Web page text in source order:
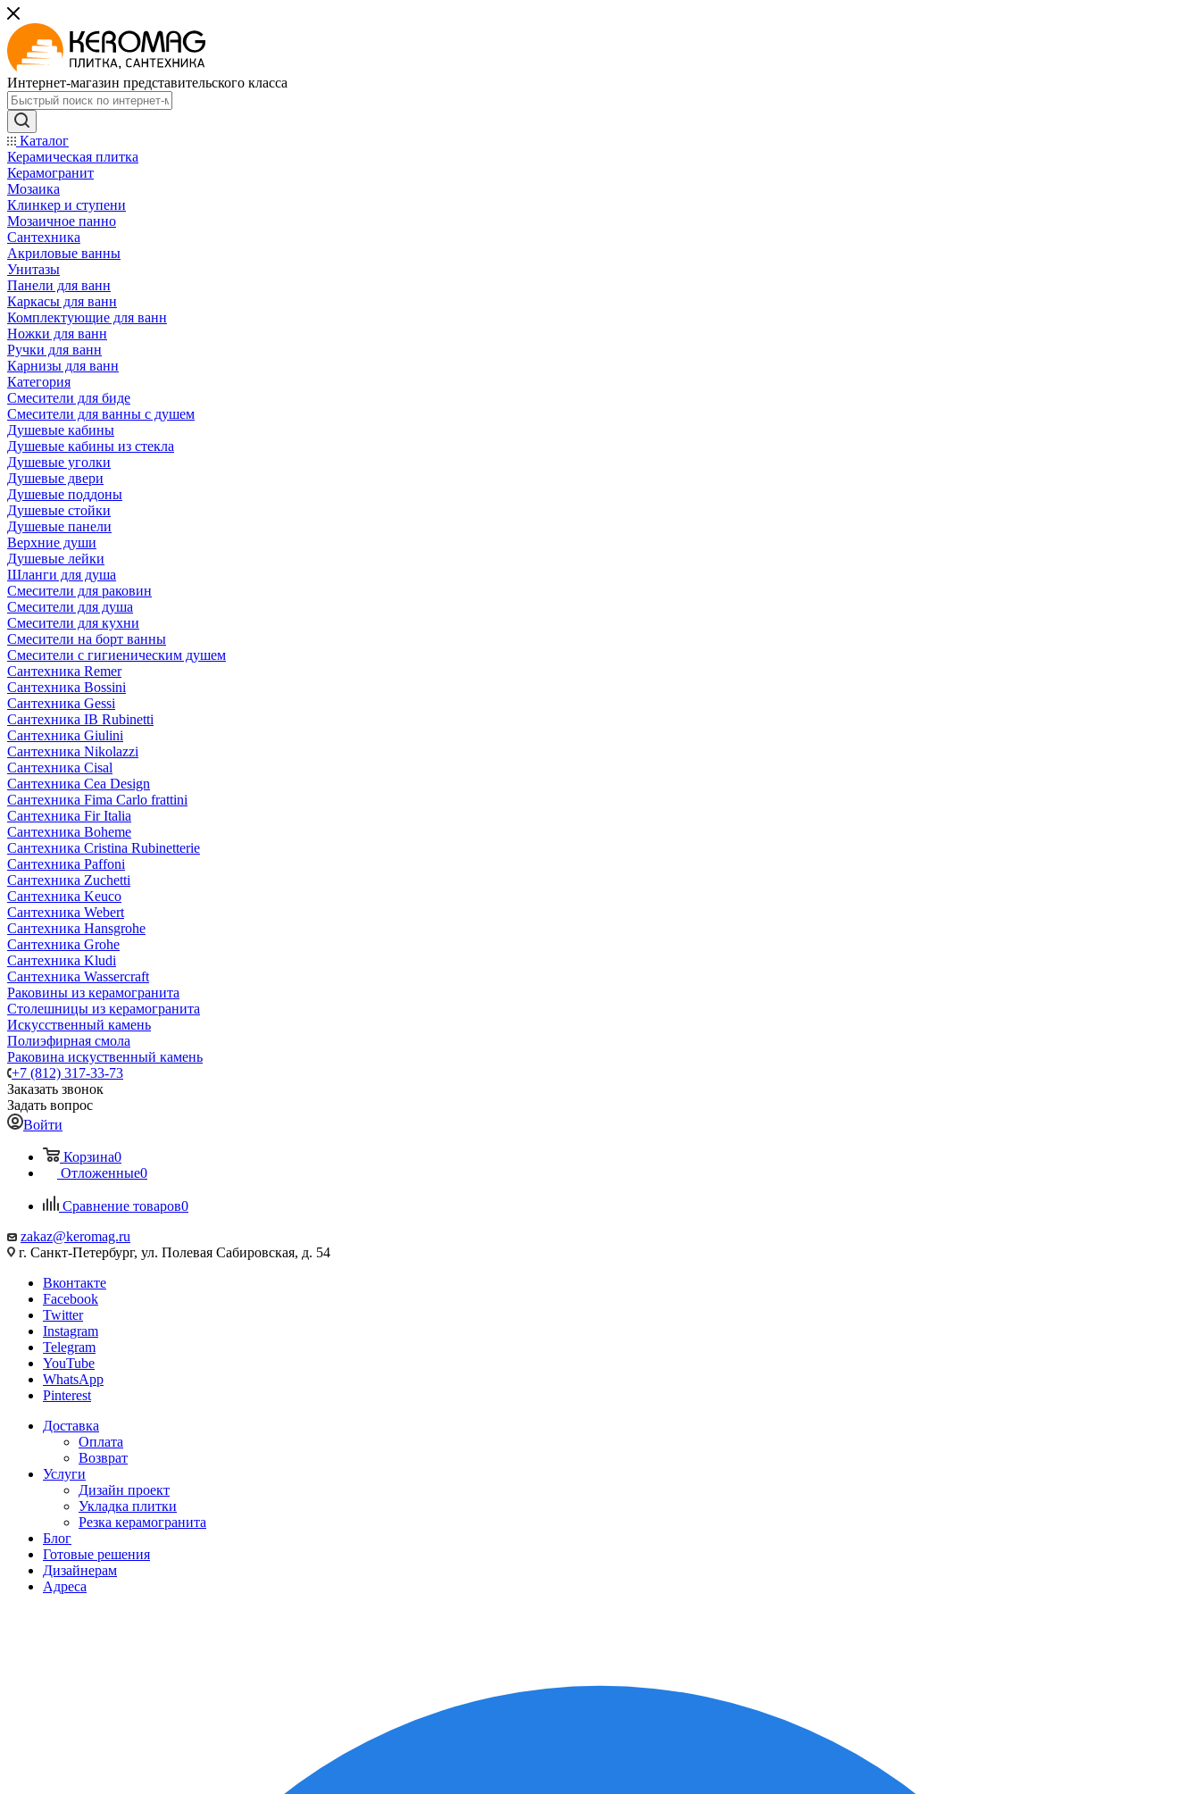
Интернет-магазин представительского класса
Каталог
Керамическая плитка
Керамогранит
Мозаика
Клинкер и ступени
Мозаичное панно
Сантехника
Акриловые ванны
Унитазы
Панели для ванн
Каркасы для ванн
Комплектующие для ванн
Ножки для ванн
Ручки для ванн
Карнизы для ванн
Категория
Смесители для биде
Смесители для ванны с душем
Душевые кабины
Душевые кабины из стекла
Душевые уголки
Душевые двери
Душевые поддоны
Душевые стойки
Душевые панели
Верхние души
Душевые лейки
Шланги для душа
Смесители для раковин
Смесители для душа
Смесители для кухни
Смесители на борт ванны
Смесители с гигиеническим душем
Сантехника Remer
Сантехника Bossini
Сантехника Gessi
Сантехника IB Rubinetti
Сантехника Giulini
Сантехника Nikolazzi
Сантехника Cisal
Сантехника Cea Design
Сантехника Fima Carlo frattini
Сантехника Fir Italia
Сантехника Boheme
Сантехника Cristina Rubinetterie
Сантехника Paffoni
Сантехника Zuchetti
Сантехника Keuco
Сантехника Webert
Сантехника Hansgrohe
Сантехника Grohe
Сантехника Kludi
Сантехника Wassercraft
Раковины из керамогранита
Столешницы из керамогранита
Искусственный камень
Полиэфирная смола
Раковина искуственный камень
+7 (812) 317-33-73
Заказать звонок
Задать вопрос
Войти
Корзина0
Отложенные0
Сравнение товаров0
zakaz@keromag.ru
г. Санкт-Петербург, ул. Полевая Сабировская, д. 54
Вконтакте
Facebook
Twitter
Instagram
Telegram
YouTube
WhatsApp
Pinterest
Доставка
Оплата
Возврат
Услуги
Дизайн проект
Укладка плитки
Резка керамогранита
Блог
Готовые решения
Дизайнерам
Адреса